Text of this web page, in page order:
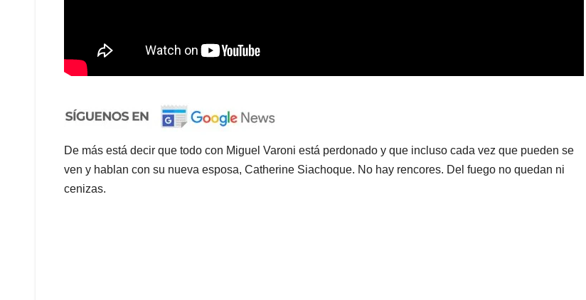
De más está decir que todo con Miguel Varoni está perdonado y que incluso cada vez que pueden se
ven y hablan con su nueva esposa, Catherine Siachoque. No hay rencores. Del fuego no quedan ni
cenizas.